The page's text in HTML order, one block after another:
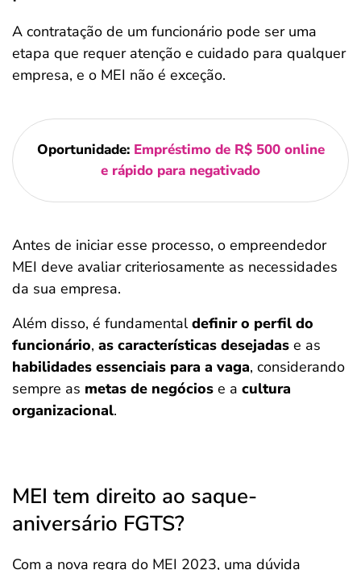
A contratação de um funcionário pode ser uma
etapa que requer atenção e cuidado para qualquer
empresa, e o MEI não é exceção.
Oportunidade: Empréstimo de R$ 500 online
e rápido para negativado
Antes de iniciar esse processo, o empreendedor
MEI deve avaliar criteriosamente as necessidades
da sua empresa.
Além disso, é fundamentaldefinir o perfil do
funcionário, as características desejadas e as
habilidades essenciais para a vaga, considerando
sempre as metas de negócios e a cultura
organizacional.
MEI tem direito ao saque-
aniversário FGTS?
Com a nova regra do MEI 2023, uma dúvida